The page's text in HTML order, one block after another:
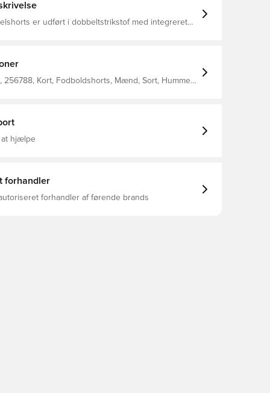
er udført i dobbeltstrikstof med integreret
Fremstillet i 100% polyester.
256788, Kort, Fodboldshorts, Mænd, Sort, Hummel,
at hjælpe
forhandler
forhandler af førende brands